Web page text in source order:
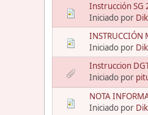
Instrucción SG
Iniciado por
Iniciado por
Instruccion
Iniciado por
NOTA
Iniciado por